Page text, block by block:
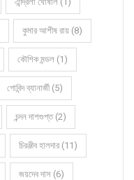
কুমার আশীষ রায় (8)
কৌশিক মন্ডল (1)
গোবিন্দ ব্যানার্জী (5)
চন্দন দাশগুপ্ত (2)
চিরঞ্জীব হালদার (11)
জয়দেব দাস (6)